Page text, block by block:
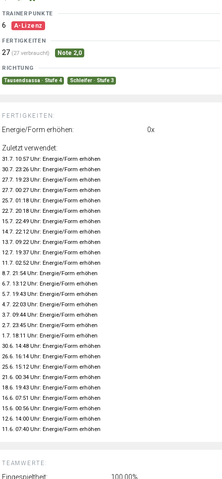
TEAMWERTE:
Eingespieltheit: 100.00%
TRAINERPUNKTE
6 A-Lizenz
FERTIGKEITEN
27 (27 verbraucht) Note 2,0
RICHTUNG
Tausendsassa · Stufe 4 Schleifer · Stufe 3
FERTIGKEITEN:
Energie/Form erhöhen: 0x
Zuletzt verwendet:
31.7. 10:57 Uhr: Energie/Form erhöhen
30.7. 23:26 Uhr: Energie/Form erhöhen
27.7. 19:23 Uhr: Energie/Form erhöhen
27.7. 00:27 Uhr: Energie/Form erhöhen
25.7. 01:18 Uhr: Energie/Form erhöhen
22.7. 20:18 Uhr: Energie/Form erhöhen
15.7. 22:49 Uhr: Energie/Form erhöhen
14.7. 22:12 Uhr: Energie/Form erhöhen
13.7. 09:22 Uhr: Energie/Form erhöhen
12.7. 19:37 Uhr: Energie/Form erhöhen
11.7. 02:52 Uhr: Energie/Form erhöhen
8.7. 21:54 Uhr: Energie/Form erhöhen
6.7. 13:12 Uhr: Energie/Form erhöhen
5.7. 19:43 Uhr: Energie/Form erhöhen
4.7. 22:03 Uhr: Energie/Form erhöhen
3.7. 09:44 Uhr: Energie/Form erhöhen
2.7. 23:45 Uhr: Energie/Form erhöhen
1.7. 18:11 Uhr: Energie/Form erhöhen
30.6. 14:48 Uhr: Energie/Form erhöhen
26.6. 16:14 Uhr: Energie/Form erhöhen
25.6. 15:12 Uhr: Energie/Form erhöhen
21.6. 00:34 Uhr: Energie/Form erhöhen
18.6. 19:43 Uhr: Energie/Form erhöhen
16.6. 07:51 Uhr: Energie/Form erhöhen
15.6. 00:56 Uhr: Energie/Form erhöhen
12.6. 14:00 Uhr: Energie/Form erhöhen
11.6. 07:40 Uhr: Energie/Form erhöhen